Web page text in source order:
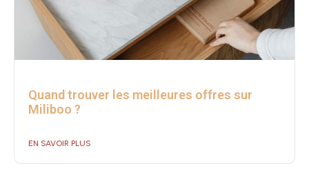
Quand trouver les meilleures offres sur
Miliboo ?
EN SAVOIR PLUS